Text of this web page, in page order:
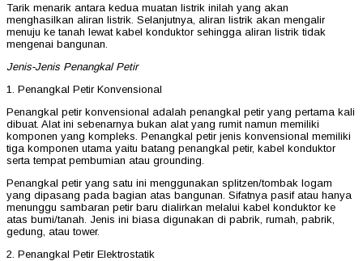
Tarik menarik antara kedua muatan listrik inilah yang akan
menghasilkan aliran listrik. Selanjutnya, aliran listrik akan mengalir
menuju ke tanah lewat kabel konduktor sehingga aliran listrik tidak
mengenai bangunan.
Jenis-Jenis Penangkal Petir
1. Penangkal Petir Konvensional
Penangkal petir konvensional adalah penangkal petir yang pertama kali
dibuat. Alat ini sebenarnya bukan alat yang rumit namun memiliki
komponen yang kompleks. Penangkal petir jenis konvensional memiliki
tiga komponen utama yaitu batang penangkal petir, kabel konduktor
serta tempat pembumian atau grounding.
Penangkal petir yang satu ini menggunakan splitzen/tombak logam
yang dipasang pada bagian atas bangunan. Sifatnya pasif atau hanya
menunggu sambaran petir baru dialirkan melalui kabel konduktor ke
atas bumi/tanah. Jenis ini biasa digunakan di pabrik, rumah, pabrik,
gedung, atau tower.
2. Penangkal Petir Elektrostatik